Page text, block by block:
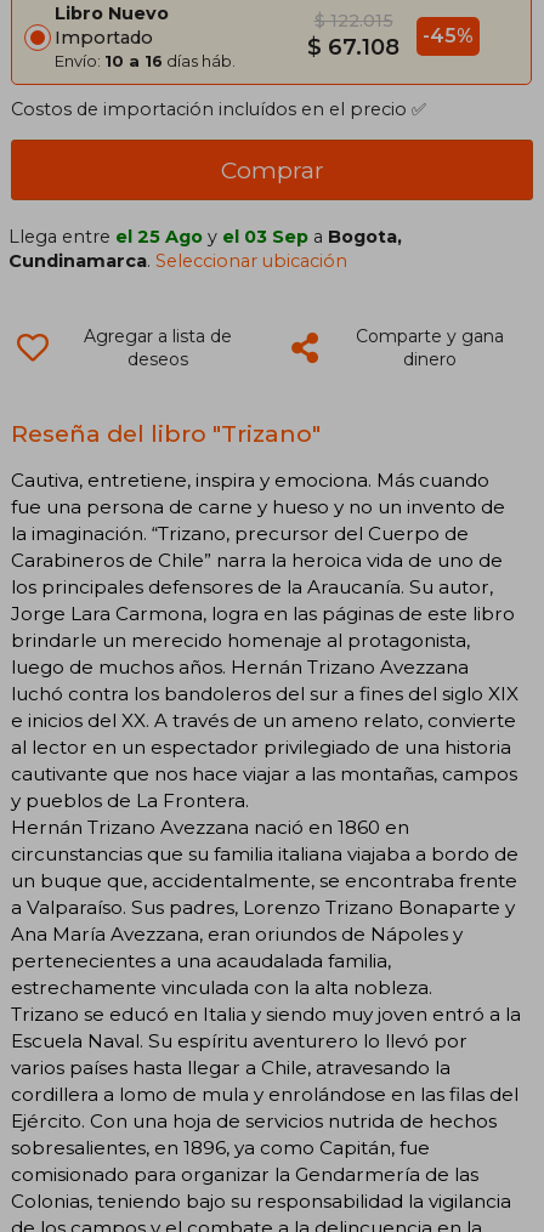
Libro Nuevo
Importado
Envío: 10 a 16 días háb.
$ 122.015
$ 67.108 -45%
Costos de importación incluídos en el precio ✅
Comprar
Llega entre el 25 Ago y el 03 Sep a Bogota,
Cundinamarca.Seleccionar ubicación
Agregar a lista de
deseos
Comparte y gana
dinero
Reseña del libro "Trizano"
Cautiva, entretiene, inspira y emociona. Más cuando
fue una persona de carne y hueso y no un invento de
la imaginación. “Trizano, precursor del Cuerpo de
Carabineros de Chile” narra la heroica vida de uno de
los principales defensores de la Araucanía. Su autor,
Jorge Lara Carmona, logra en las páginas de este libro
brindarle un merecido homenaje al protagonista,
luego de muchos años. Hernán Trizano Avezzana
luchó contra los bandoleros del sur a fines del siglo XIX
e inicios del XX. A través de un ameno relato, convierte
al lector en un espectador privilegiado de una historia
cautivante que nos hace viajar a las montañas, campos
y pueblos de La Frontera.
Hernán Trizano Avezzana nació en 1860 en
circunstancias que su familia italiana viajaba a bordo de
un buque que, accidentalmente, se encontraba frente
a Valparaíso. Sus padres, Lorenzo Trizano Bonaparte y
Ana María Avezzana, eran oriundos de Nápoles y
pertenecientes a una acaudalada familia,
estrechamente vinculada con la alta nobleza.
Trizano se educó en Italia y siendo muy joven entró a la
Escuela Naval. Su espíritu aventurero lo llevó por
varios países hasta llegar a Chile, atravesando la
cordillera a lomo de mula y enrolándose en las filas del
Ejército. Con una hoja de servicios nutrida de hechos
sobresalientes, en 1896, ya como Capitán, fue
comisionado para organizar la Gendarmería de las
Colonias, teniendo bajo su responsabilidad la vigilancia